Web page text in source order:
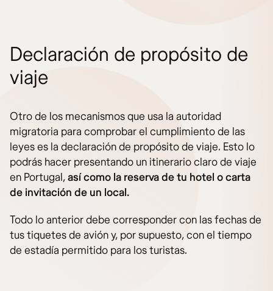
Declaración de propósito de
viaje
Otro de los mecanismos que usa la autoridad
migratoria para comprobar el cumplimiento de las
leyes es la declaración de propósito de viaje. Esto lo
podrás hacer presentando un itinerario claro de viaje
en Portugal,así como la reserva de tu hotel o carta
de invitación de un local.
Todo lo anterior debe corresponder con las fechas de
tus tiquetes de avión y, por supuesto, con el tiempo
de estadía permitido para los turistas.